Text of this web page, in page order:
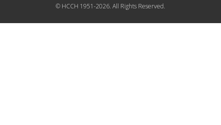
© HCCH 1951-2026. All Rights Reserved.